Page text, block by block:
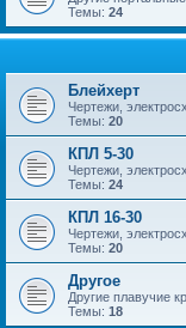
Темы: 24
Блейхерт
Чертежи,
Темы: 20
КПЛ 5-30
Чертежи,
Темы: 24
КПЛ 16-30
Чертежи,
Темы: 20
Другое
Другие плавучие
Темы: 18